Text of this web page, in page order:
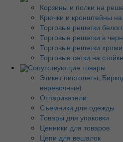
Корзины и полки на
Крючки и кронштейны
Торговые решетки
Торговые решетки в
Торговые решетки
Торговые сетки на
Сопутствующие товары
Этикет пистолеты,
веревочные)
Отпариватели
Съемники для одежды
Товары для упаковки
Ценники для товаров
Цепи для вешалок